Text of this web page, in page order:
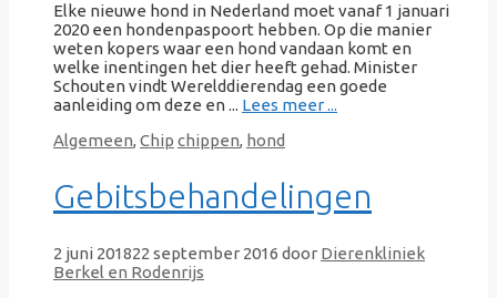
Elke nieuwe hond in Nederland moet vanaf 1 januari
2020 een hondenpaspoort hebben. Op die manier
weten kopers waar een hond vandaan komt en
welke inentingen het dier heeft gehad. Minister
Schouten vindt Werelddierendag een goede
aanleiding om deze en ... Lees meer ...
Categorieën
Algemeen, Chip Tags
chippen, hond
Gebitsbehandelingen
2 juni 201822 september 2016 door Dierenkliniek
Berkel en Rodenrijs